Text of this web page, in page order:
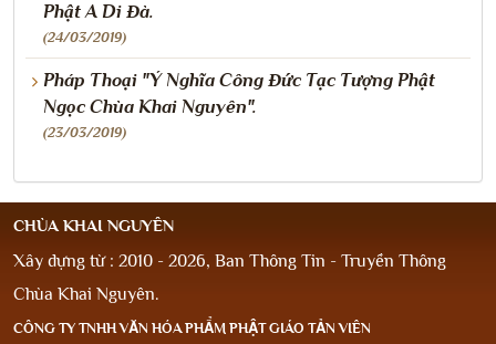
Phật A Di Đà.
(24/03/2019)
Pháp Thoại "Ý Nghĩa Công Đức Tạc Tượng Phật
Ngọc Chùa Khai Nguyên".
(23/03/2019)
CHÙA KHAI NGUYÊN
Xây dựng từ : 2010 - 2026, Ban Thông Tin - Truyền Thông
Chùa Khai Nguyên.
CÔNG TY TNHH VĂN HÓA PHẨM PHẬT GIÁO TẢN VIÊN